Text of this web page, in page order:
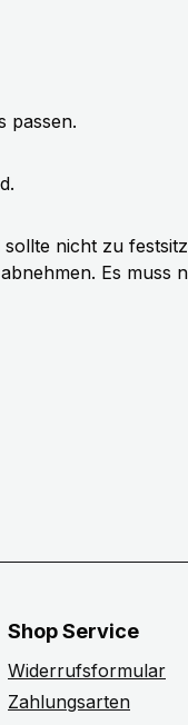
passen.
nicht zu
Es muss
Shop Service
Widerrufsformular
Zahlungsarten